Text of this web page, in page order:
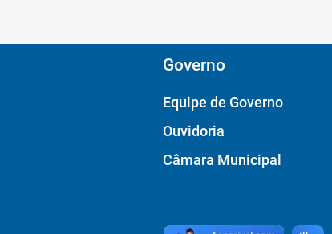
Governo
Equipe de Governo
Ouvidoria
Câmara Municipal